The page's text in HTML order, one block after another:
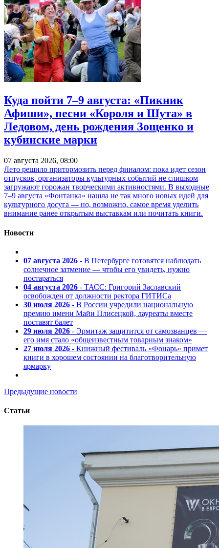
Куда пойти 7–9 августа: «Пикник
Афиши», песни «Короля и Шута» в
Ледовом, день рождения Зощенко и
кубинские марки
07 августа 2026, 08:00
Лето решило притормозить перед финалом: пока идет сезон
отпусков, организаторы культурных событий не слишком
загружают горожан творческими активностями. В выходные
7–9 августа «Фонтанка» нашла не так много новых идей для
культурного досуга — но, возможно, самое время уделить
внимание ранее открытым выставкам или почитать книги.
Новости
07 августа 2026 - В Петербурге готовятся наблюдать
солнечное затмение — чтобы его увидеть, нужно
постараться
04 августа 2026 - ТАСС: Григорий Заславский
освобожден от должности ректора ГИТИСа
30 июля 2026 - В России учредили национальную
премию имени Майи Плисецкой, лауреаты вместе
поставят балет
29 июля 2026 - Эрмитаж защитится от самозванцев —
его имя стало «общеизвестным товарным знаком»
27 июля 2026 - Книжный фестиваль «Фонарь» примет
книги в хорошем состоянии на благотворительную
ярмарку
Предыдущие новости
Статьи